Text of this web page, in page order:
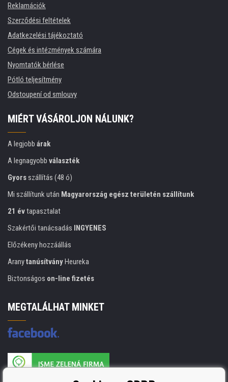
Reklamációk
Szerződési feltételek
Adatkezelési tájékoztató
Cégek és intézmények számára
Nyomtatók bérlése
Pótló teljesítmény
Odstoupení od smlouvy
MIÉRT VÁSÁROLJON NÁLUNK?
A legjobb árak
A legnagyobb választék
Gyorsszállítás (48 ó)
Mi szállítunk után Magyarország egész területén szállítunk
21 évtapasztalat
Szakértői tanácsadás INGYENES
Előzékeny hozzáállás
AranytanúsítványHeureka
Biztonságos on-line fizetés
MEGTALÁLHAT MINKET